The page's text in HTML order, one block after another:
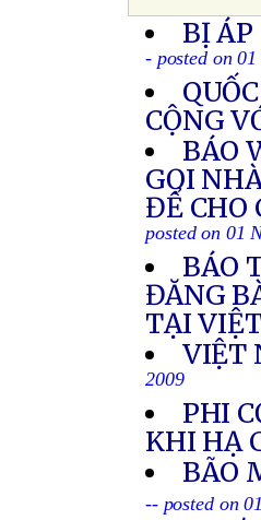
BỊ
- posted on
CỘNG
BÁO
GỌI
ĐỂ CHO
posted on 01
BÁO
ĐĂNG
TẠI
VIỆT
2009
PHI
KHI HẠ
BÃO
-- posted on